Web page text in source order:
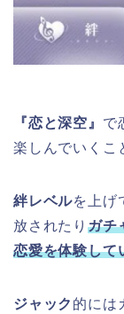
『恋と深空』 で
楽しんでいくこ
絆レベルを上げ
放されたり ガチ
恋愛を体験して
ジャック 的には